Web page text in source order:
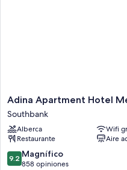
Características de la habitación
Las 109 habitaciones ofrecen
de alta calidad y caja de
de otros detalles, como espacio
acondicionado.
Adina
Apartment
Hotel
Melbourne
Southbank
Southbank
Adina Apartment Hotel
Southbank
Alberca
Wifi
Restaurante
Aire
9.2
de
9.2 Magnífico
858 opiniones